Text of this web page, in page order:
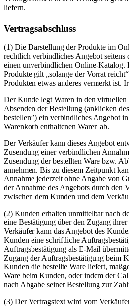
liefern.
Vertragsabschluss
(1) Die Darstellung der Produkte im
rechtlich verbindliches Angebot seitens
einen unverbindlichen Online-Katalog.
Produkte gilt „solange der Vorrat
Produkten etwas anderes vermerkt ist.
Der Kunde legt Waren in den
Absenden der Bestellung (anklicken
bestellen”) ein verbindliches Angebot
Warenkorb enthaltenen Waren ab.
Der Verkäufer kann dieses Angebot
Zusendung einer verbindlichen
Zusendung der bestellten Ware bzw.
annehmen. Bis zu diesem Zeitpunkt
Annahme jederzeit ohne Angabe von
der Annahme des Angebots durch den
zwischen dem Kunden und dem
(2) Kunden erhalten unmittelbar nach
eine Bestätigung über den Zugang
Verkäufer kann das Angebot des
Kunden eine schriftliche
Auftragsbestätigung als E-Mail
Zugang der Auftragsbestätigung beim
Kunden die bestellte Ware liefert,
Ware beim Kunden, oder indem der
nach Abgabe seiner Bestellung zur
(3) Der Vertragstext wird vom